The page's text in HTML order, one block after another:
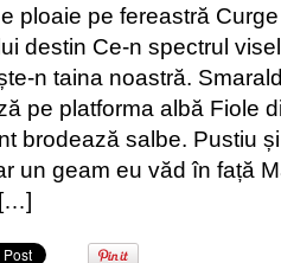
ploaie pe fereastră
destin Ce-n spectrul
n taina noastră.
pe platforma albă Fiole
brodează salbe. Pustiu
un geam eu văd în față